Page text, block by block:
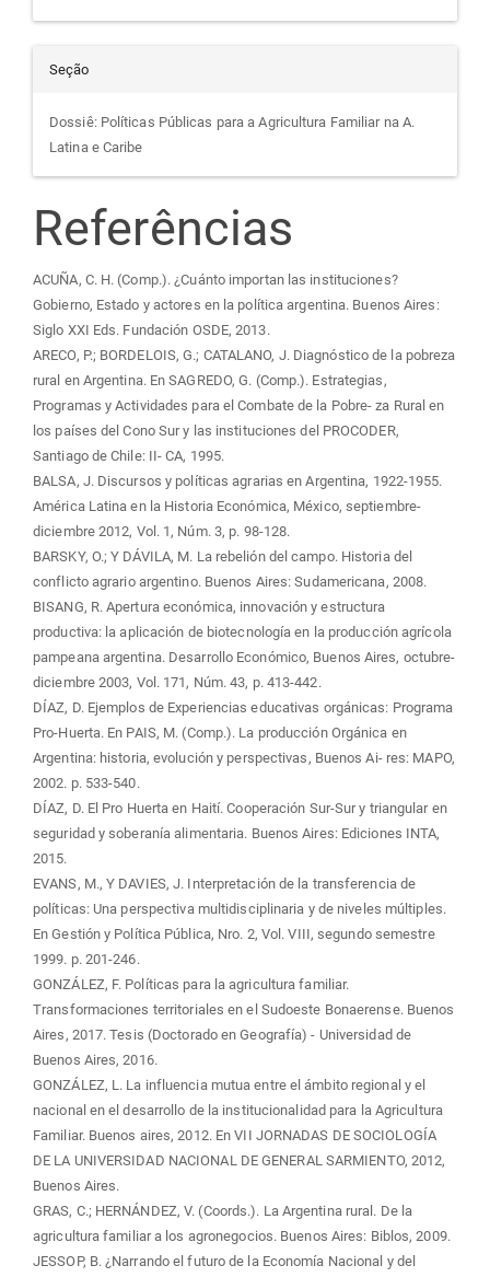
Seção
Dossiê: Políticas Públicas para a Agricultura Familiar na A.
Latina e Caribe
Referências
ACUÑA, C. H. (Comp.). ¿Cuánto importan las instituciones?
Gobierno, Estado y actores en la política argentina. Buenos Aires:
Siglo XXI Eds. Fundación OSDE, 2013.
ARECO, P.; BORDELOIS, G.; CATALANO, J. Diagnóstico de la pobreza
rural en Argentina. En SAGREDO, G. (Comp.). Estrategias,
Programas y Actividades para el Combate de la Pobre- za Rural en
los países del Cono Sur y las instituciones del PROCODER,
Santiago de Chile: II- CA, 1995.
BALSA, J. Discursos y políticas agrarias en Argentina, 1922-1955.
América Latina en la Historia Económica, México, septiembre-
diciembre 2012, Vol. 1, Núm. 3, p. 98-128.
BARSKY, O.; Y DÁVILA, M. La rebelión del campo. Historia del
conflicto agrario argentino. Buenos Aires: Sudamericana, 2008.
BISANG, R. Apertura económica, innovación y estructura
productiva: la aplicación de biotecnología en la producción agrícola
pampeana argentina. Desarrollo Económico, Buenos Aires, octubre-
diciembre 2003, Vol. 171, Núm. 43, p. 413-442.
DÍAZ, D. Ejemplos de Experiencias educativas orgánicas: Programa
Pro-Huerta. En PAIS, M. (Comp.). La producción Orgánica en
Argentina: historia, evolución y perspectivas, Buenos Ai- res: MAPO,
2002. p. 533-540.
DÍAZ, D. El Pro Huerta en Haití. Cooperación Sur-Sur y triangular en
seguridad y soberanía alimentaria. Buenos Aires: Ediciones INTA,
2015.
EVANS, M., Y DAVIES, J. Interpretación de la transferencia de
políticas: Una perspectiva multidisciplinaria y de niveles múltiples.
En Gestión y Política Pública, Nro. 2, Vol. VIII, segundo semestre
1999. p. 201-246.
GONZÁLEZ, F. Políticas para la agricultura familiar.
Transformaciones territoriales en el Sudoeste Bonaerense. Buenos
Aires, 2017. Tesis (Doctorado en Geografía) - Universidad de
Buenos Aires, 2016.
GONZÁLEZ, L. La influencia mutua entre el ámbito regional y el
nacional en el desarrollo de la institucionalidad para la Agricultura
Familiar. Buenos aires, 2012. En VII JORNADAS DE SOCIOLOGÍA
DE LA UNIVERSIDAD NACIONAL DE GENERAL SARMIENTO, 2012,
Buenos Aires.
GRAS, C.; HERNÁNDEZ, V. (Coords.). La Argentina rural. De la
agricultura familiar a los agronegocios. Buenos Aires: Biblos, 2009.
JESSOP, B. ¿Narrando el futuro de la Economía Nacional y del